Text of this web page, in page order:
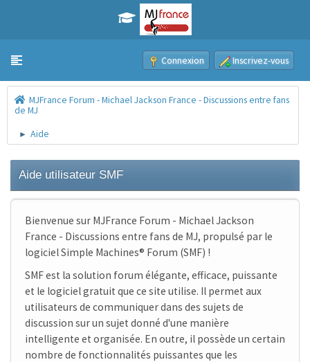
Toggle navigation Connexion Inscrivez-vous
MJFrance Forum - Michael Jackson France - Discussions entre fans
de MJ
► Aide
Aide utilisateur SMF
Bienvenue sur MJFrance Forum - Michael Jackson
France - Discussions entre fans de MJ, propulsé par le
logiciel Simple Machines® Forum (SMF) !
SMF est la solution forum élégante, efficace, puissante
et le logiciel gratuit que ce site utilise. Il permet aux
utilisateurs de communiquer dans des sujets de
discussion sur un sujet donné d'une manière
intelligente et organisée. En outre, il possède un certain
nombre de fonctionnalités puissantes que les